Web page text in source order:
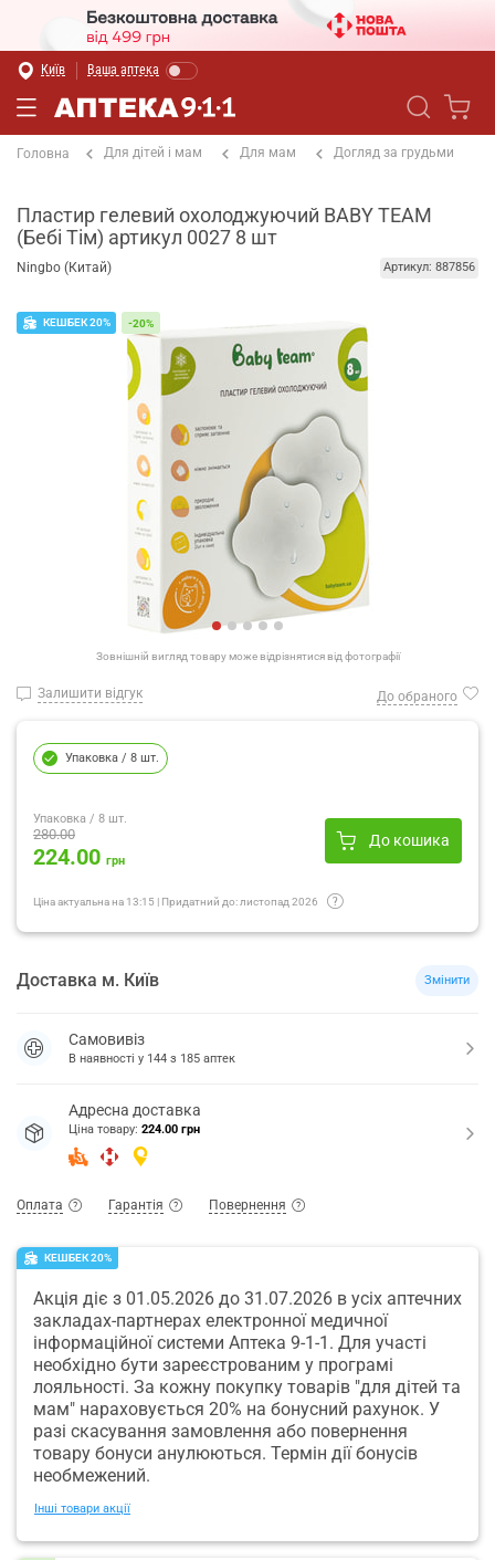
Київ Ваша аптека
Головна Для дітей і мам Для мам Догляд за грудьми
Пластир гелевий охолоджуючий BABY TEAM
(Бебі Тім) артикул 0027 8 шт
Ningbo (Китай) Артикул: 887856
КЕШБЕК 20% -20%
Зовнішній вигляд товару може відрізнятися від фотографії
Залишити відгук До обраного
Упаковка / 8 шт.
Упаковка / 8 шт.
280.00
224.00 грн
До кошика
Ціна актуальна на 13:15 | Придатний до: листопад 2026
Доставка м. Київ Змінити
Самовивіз
В наявності у 144 з 185 аптек
Адресна доставка
Ціна товару: 224.00 грн
Оплата Гарантія Повернення
КЕШБЕК 20%
Акція діє з 01.05.2026 до 31.07.2026 в усіх аптечних
закладах-партнерах електронної медичної
інформаційної системи Аптека 9-1-1. Для участі
необхідно бути зареєстрованим у програмі
лояльності. За кожну покупку товарів "для дітей та
мам" нараховується 20% на бонусний рахунок. У
разі скасування замовлення або повернення
товару бонуси анулюються. Термін дії бонусів
необмежений.
Інші товари акції